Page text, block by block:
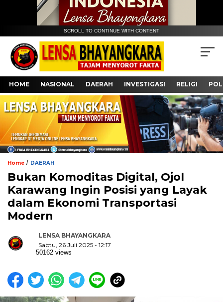
SCROLL TO CONTINUE WITH CONTENT
HOME NASIONAL DAERAH INVESTIGASI RELIGI
Home / DAERAH
Bukan Komoditas Digital, Ojol
Karawang Ingin Posisi yang Layak
dalam Ekonomi Transportasi
Modern
LENSA BHAYANGKARA
Sabtu, 26 Juli 2025 - 12:17
50162 views